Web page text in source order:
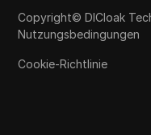
Copyright© DICloak
Nutzungsbedingungen
Cookie-Richtlinie